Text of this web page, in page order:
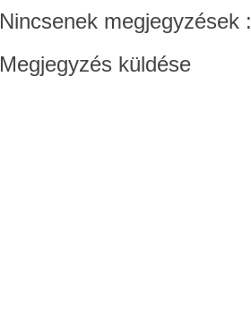
Nincsenek megjegyzések :
Megjegyzés küldése